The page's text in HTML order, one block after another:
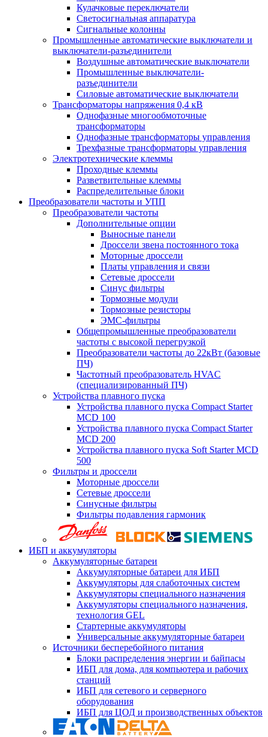
Кулачковые переключатели
Светосигнальная аппаратура
Сигнальные колонны
Промышленные автоматические выключатели и
выключатели-разъединители
Воздушные автоматические выключатели
Промышленные выключатели-
разъединители
Силовые автоматические выключатели
Трансформаторы напряжения 0,4 кВ
Однофазные многообмоточные
трансформаторы
Однофазные трансформаторы управления
Трехфазные трансформаторы управления
Электротехнические клеммы
Проходные клеммы
Разветвительные клеммы
Распределительные блоки
Преобразователи частоты и УПП
Преобразователи частоты
Дополнительные опции
Выносные панели
Дроссели звена постоянного тока
Моторные дроссели
Платы управления и связи
Сетевые дроссели
Синус фильтры
Тормозные модули
Тормозные резисторы
ЭМС-фильтры
Общепромышленные преобразователи
частоты с высокой перегрузкой
Преобразователи частоты до 22кВт (базовые
ПЧ)
Частотный преобразователь HVAC
(специализированный ПЧ)
Устройства плавного пуска
Устройства плавного пуска Compact Starter
MCD 100
Устройства плавного пуска Compact Starter
MCD 200
Устройства плавного пуска Soft Starter MCD
500
Фильтры и дроссели
Моторные дроссели
Сетевые дроссели
Синусные фильтры
Фильтры подавления гармоник
ИБП и аккумуляторы
Аккумуляторные батареи
Аккумуляторные батареи для ИБП
Аккумуляторы для слаботочных систем
Аккумуляторы специального назначения
Аккумуляторы специального назначения,
технология GEL
Стартерные аккумуляторы
Универсальные аккумуляторные батареи
Источники бесперебойного питания
Блоки распределения энергии и байпасы
ИБП для дома, для компьютера и рабочих
станций
ИБП для сетевого и серверного
оборудования
ИБП для ЦОД и производственных объектов